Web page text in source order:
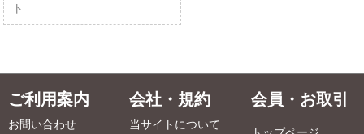
ト
ご利用案内
お問い合わせ
会社・規約
当サイトについて
会員・お取引